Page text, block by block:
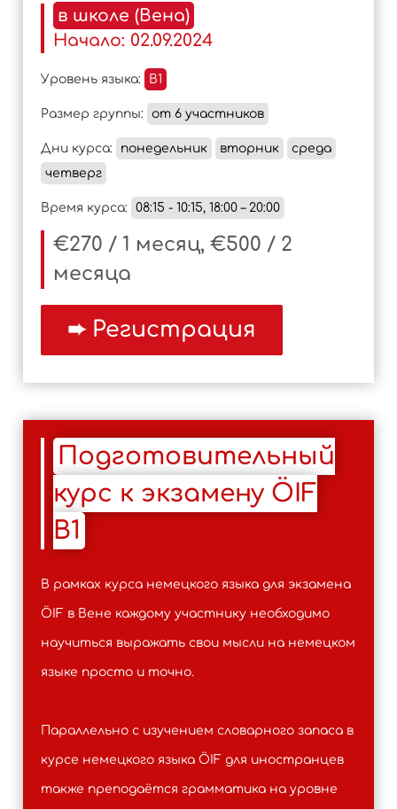
в школе (Вена)
Начало: 02.09.2024
Уровень языка: B1
Размер группы: от 6 участников
Дни курса: понедельник вторник
среда
четверг
Время курса: 08:15 - 10:15, 18:00 – 20:00
€270 / 1 месяц, €500 / 2
месяца
Подготовительный
курс к экзамену ÖIF
B1
В рамках курса немецкого языка для экзамена
ÖIF в Вене каждому участнику необходимо
научиться выражать свои мысли на немецком
языке просто и точно.
Параллельно с изучением словарного запаса в
курсе немецкого языка ÖIF для иностранцев
также преподаётся грамматика на уровне